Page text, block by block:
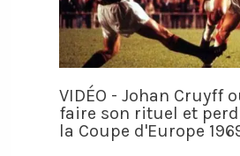
VIDÉO - Johan Cruyff
faire son rituel et
la Coupe d'Europe